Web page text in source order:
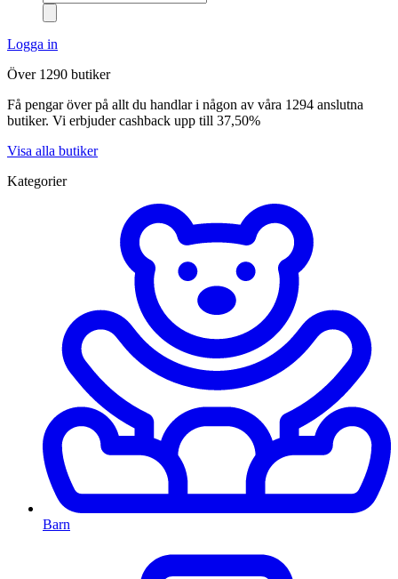
Logga in
Över 1290 butiker
Få pengar över på allt du handlar i någon av våra 1294 anslutna
butiker. Vi erbjuder cashback upp till 37,50%
Visa alla butiker
Kategorier
Barn